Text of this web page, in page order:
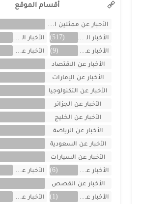
أقسام الموقع
الأحبار عن ممثلين الخليج
الأخبار العالمية
(517) الأخبار المتنوعة
الأخبار عن الأردن
(9) الأخبار عن الأفلام
الأخبار عن الاقتصاد
الأخبار عن الإمارات
الأخبار عن التكنولوجيا
الأخبار عن الجزائر
الأخبار عن الخليج
الأخبار عن الرياضة
الأخبار عن السعودية
الأخبار عن السيارات
الأخبار عن العراق
(6) الأخبار عن الفن
الأخبار عن القصص
الأخبار عن الكويت
(1) الأخبار عن ألمانيا